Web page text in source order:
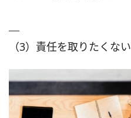
（3）責任を取りたくない